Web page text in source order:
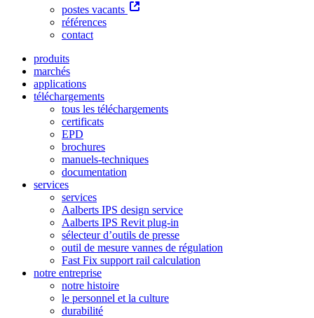
postes vacants
références
contact
produits
marchés
applications
téléchargements
tous les téléchargements
certificats
EPD
brochures
manuels-techniques
documentation
services
services
Aalberts IPS design service
Aalberts IPS Revit plug-in
sélecteur d’outils de presse
outil de mesure vannes de régulation
Fast Fix support rail calculation
notre entreprise
notre histoire
le personnel et la culture
durabilité